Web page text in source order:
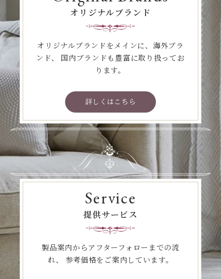
オリジナルブランド
オリジナルブランドをメインに、海外ブラ
ンド、
国内ブランドも豊富に取り扱ってお
ります。
詳しくはこちら
Service
提供サービス
製品案内からアフターフォローまでの流
れ、
参考価格をご案内しています。